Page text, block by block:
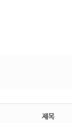
제목